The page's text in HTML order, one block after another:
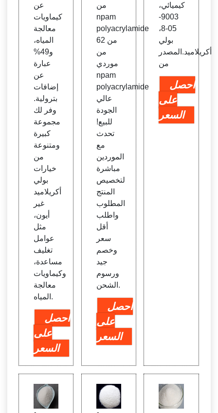
عن
كيماويات
معالجة
المياه،
و49%
عبارة
عن
إضافات
بترولية.
وفر لك
مجموعة
كبيرة
ومتنوعة
من
خيارات
بولي
أكريلاميد
غير
أيون،
مثل
عوامل
تغليف
مساعدة،
وكيماويات
معالجة
المياه.
احصل
على
السعر
من
npam
polyacrylamide
من 62
من
موردي
npam
polyacrylamide
عالي
الجودة
للبيع!
تحدث
مع
الموردين
مباشرة
لتخصيص
المنتج
المطلوب
واطلب
أقل
سعر
وخصم
جيد
ورسوم
الشحن.
احصل
على
السعر
كيميائي،
9003-
05-8،
بولي
أكريلاميد.المصدر
من
احصل
على
السعر